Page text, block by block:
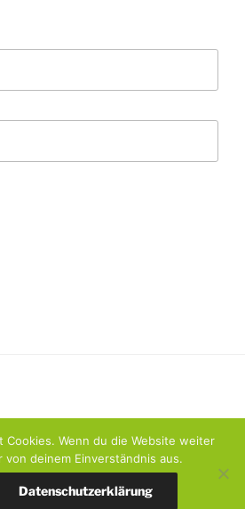
Stolz präsentiert von WordPress
Cookies. Wenn du die Website weiter
deinem Einverständnis aus.
Datenschutzerklärung